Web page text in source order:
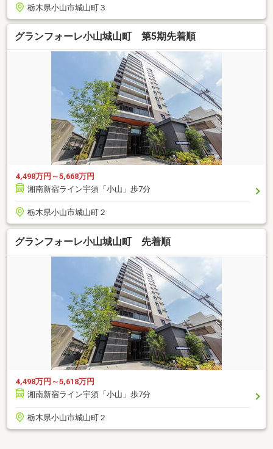
栃木県小山市城山町３
グランフォーレ小山城山町 第5期先着順
4,498万円～5,668万円
湘南新宿ライン宇須「小山」歩7分
栃木県小山市城山町２
グランフォーレ小山城山町 先着順
4,498万円～5,618万円
湘南新宿ライン宇須「小山」歩7分
栃木県小山市城山町２